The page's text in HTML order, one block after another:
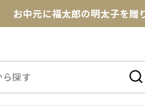
お中元に福太郎の明太子を贈
【色々な味を試したい方へ】ポス
送料全国一律770円！10,800円